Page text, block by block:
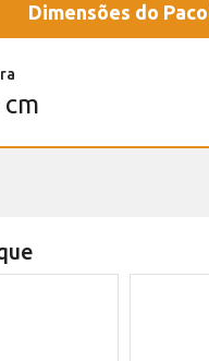
Dimensões do